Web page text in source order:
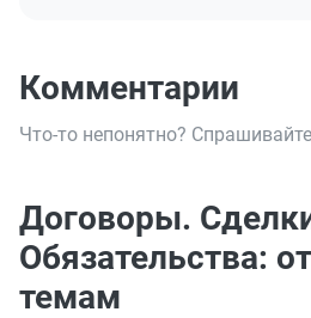
Комментарии
Что-то непонятно?
Договоры.
Обязательства:
темам